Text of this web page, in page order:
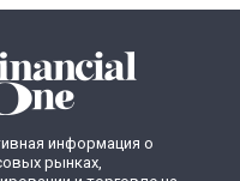
информация о
рынках,